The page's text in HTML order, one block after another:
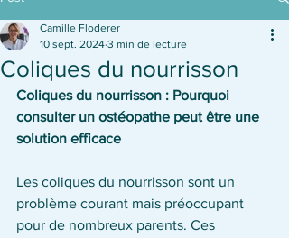
Coliques du nourrisson
Camille Floderer
10 sept. 2024 3 min de lecture
Coliques du nourrisson : Pourquoi
consulter un ostéopathe peut être une
solution efficace
Les coliques du nourrisson sont un
problème courant mais préoccupant
pour de nombreux parents. Ces